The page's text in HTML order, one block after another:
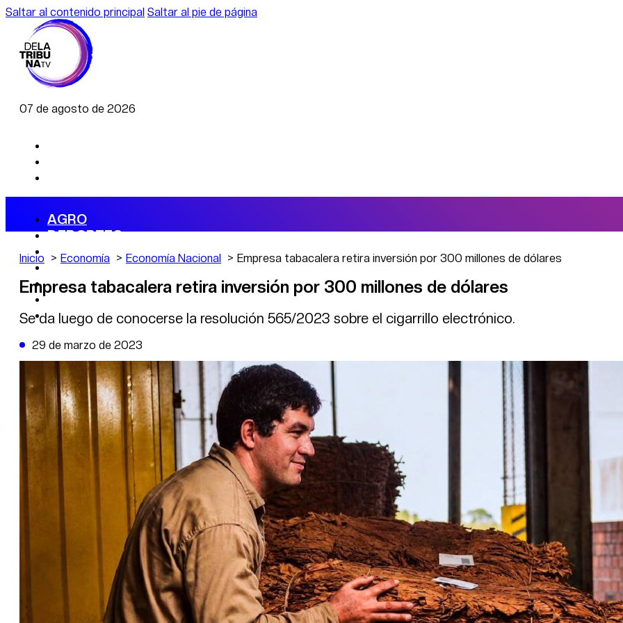
Saltar al contenido principal Saltar al pie de página
07 de agosto de 2026
AGRO
DEPORTES
ECONOMÍA
POLÍTICA
CAMBIO CLIMÁTICO
DE LA TRIBUNA TV
Inicio Economía Economía Nacional Empresa tabacalera retira inversión por 300 millones de dólares
Empresa tabacalera retira inversión por 300 millones de dólares
Se da luego de conocerse la resolución 565/2023 sobre el cigarrillo electrónico.
29 de marzo de 2023